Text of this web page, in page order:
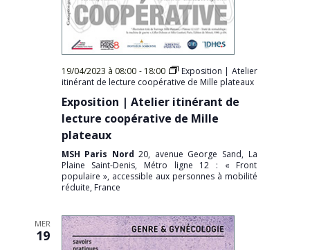
19/04/2023 à 08:00 - 18:00
Exposition | Atelier
itinérant de lecture coopérative de Mille plateaux
Exposition | Atelier itinérant de
lecture coopérative de Mille
plateaux
MSH Paris Nord20, avenue George Sand, La
Plaine Saint-Denis, Métro ligne 12 : « Front
populaire », accessible aux personnes à mobilité
réduite, France
MER
19